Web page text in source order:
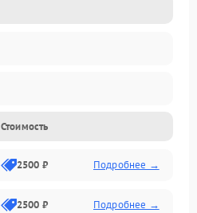
Стоимость
2500 ₽ Подробнее →
2500 ₽ Подробнее →